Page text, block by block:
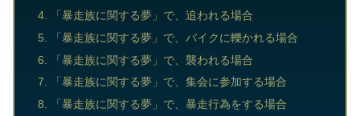
「暴走族に関する夢」で、追われる場合
「暴走族に関する夢」で、バイクに轢かれる場合
「暴走族に関する夢」で、襲われる場合
「暴走族に関する夢」で、集会に参加する場合
「暴走族に関する夢」で、暴走行為をする場合